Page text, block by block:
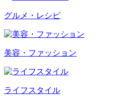
グルメ・レシピ
美容・ファッション
ライフスタイル